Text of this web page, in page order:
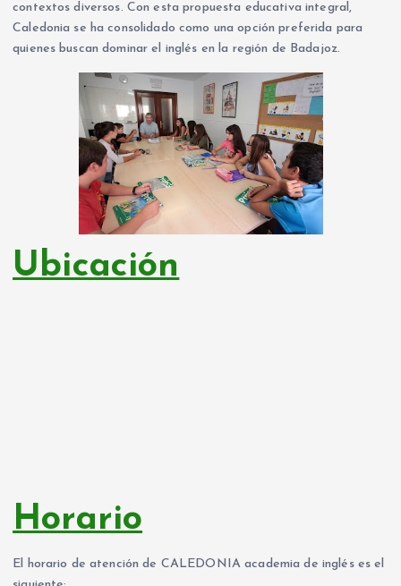
contextos diversos. Con esta propuesta educativa integral,
Caledonia se ha consolidado como una opción preferida para
quienes buscan dominar el inglés en la región de Badajoz.
Ubicación
Horario
El horario de atención de CALEDONIA academia de inglés es el